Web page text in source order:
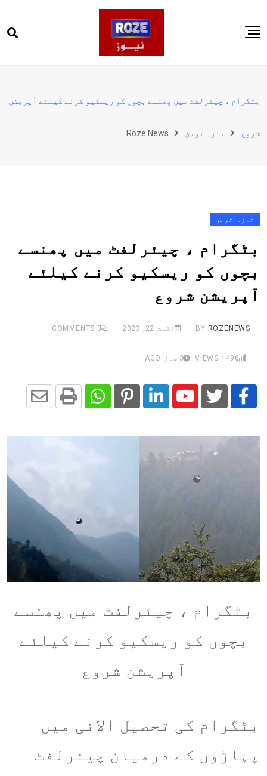
to
پاکستان
کھیل
بٹگرام ، چیئرلفٹ میں پھنسے بچوں کو ریسکیو کرنے کیلئے آپریشن
شروع تازہ ترین Roze News
تازہ ترین
بٹگرام ، چیئرلفٹ میں پھنسے
بچوں کو ریسکیو کرنے کیلئے
آپریشن شروع
BY ROZENEWS اگست 22, 2023 0
1496 3 سال AGO
Youtube
LinkedIn
Pinterest
Whatsapp
Print
via
Email
بٹگرام ، چیئرلفٹ میں پھنسے
بچوں کو ریسکیو کرنے کیلئے
آپریشن شروع
بٹگرام کی تحصیل الائی میں
پہاڑوں کے درمیان چیئرلفٹ